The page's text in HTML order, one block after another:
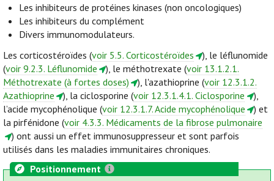
Les inhibiteurs de protéines kinases (non oncologiques)
Les inhibiteurs du complément
Divers immunomodulateurs.
Les corticostéroïdes (voir 5.5. Corticostéroïdes
), le léflunomide
(voir 9.2.3. Léflunomide ), le méthotrexate (voir 13.1.2.1.
Méthotrexate (à fortes doses)
), l'azathioprine (voir 12.3.1.2.
Azathioprine
), la ciclosporine (voir 12.3.1.4.1. Ciclosporine
),
l’acide mycophénolique (voir 12.3.1.7. Acide mycophénolique
) et
la pirfénidone (voir 4.3.3. Médicaments de la fibrose pulmonaire
) ont aussi un effet immunosuppresseur et sont parfois
utilisés dans les maladies immunitaires chroniques.
Positionnement